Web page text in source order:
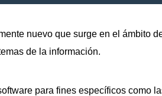
nuevo que surge en el ámbito
de la información.
para fines específicos como